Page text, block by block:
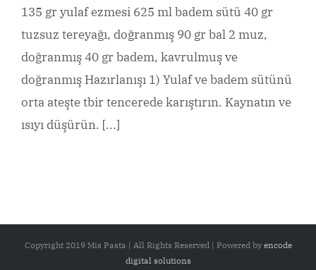
135 gr yulaf ezmesi 625 ml badem sütü 40 gr
tuzsuz tereyağı, doğranmış 90 gr bal 2 muz,
doğranmış 40 gr badem, kavrulmuş ve
doğranmış Hazırlanışı 1) Yulaf ve badem sütünü
orta ateşte tbir tencerede karıştırın. Kaynatın ve
ısıyı düşürün. [...]
Copyright 2019 Mis Pasta | All Rights Reserved | Powered byencode
digital solutions